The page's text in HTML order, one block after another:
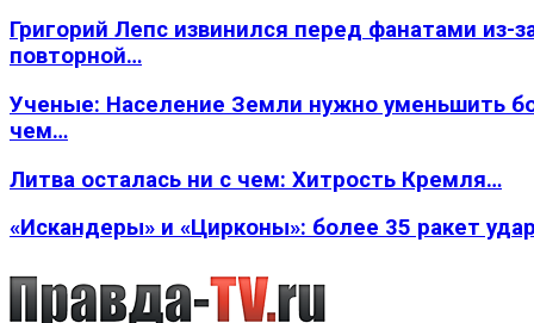
Григорий Лепс извинился перед фанатами из-
повторной…
Ученые: Население Земли нужно уменьшить
чем…
Литва осталась ни с чем: Хитрость Кремля…
«Искандеры» и «Цирконы»: более 35 ракет